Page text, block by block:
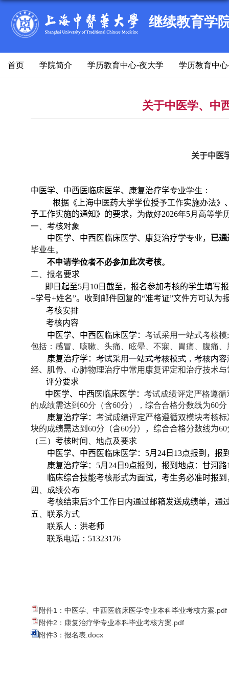
继续教育学
首页 学院简介 学历教育中心-夜大学 学历教育中
关于中医学、中
关于中医
中医学、中西医临床医学、康复治疗学专业学生：
根据《上海中医药大学学位授予工作实施办法
予工作实施的通知》的要求， 为做好2026年5月高等学
一、 考核对象
中医学、中西医临床医学、康复治疗学专业， 已
毕业生。
不申请学位者不必参加此次考核。
二、报名要求
即日起至5月 10日截至，报名参加考核的学生填写
+学号+姓名”。收到邮件回复的“准考证”文件方可认为
考核安排
考核内容
中医学、中西医临床医学：考试采用一站式考核
包括：感冒、咳嗽、头痛、眩晕、不寐、胃痛、腹痛
康复治疗学：考试采用一站式考核模式，考核内容
经、肌骨、心肺物理治疗中常用康复评定和治疗技术
评分要求
中医学、中西医临床医学： 考试成绩评定严格遵
的成绩需达到 60分 （含60分） ，综合合格分数线为60分
康复治疗学：考试成绩评定严格遵循双模块考核
块的成绩需达到 60分（含60分），综合合格分数线为60
（三） 考核时间、地点及要求
中医学、中西医临床医学： 5月 24 日 13点报到，报
康复治疗学： 5月 24 日9点报到，报到地点：甘河路
临床综合技能考核形式为面试，考生务必准时报
四、成绩公布
考核结束后3个工作日内通过邮箱发送成绩单，通
五
、联系方式
联系人： 洪老师
联系电话： 51323176
附件1：中医学、中西医临床医学专业本科毕业考核方案.pdf
附件2：康复治疗学专业本科毕业考核方案.pdf
附件3：报名表.docx